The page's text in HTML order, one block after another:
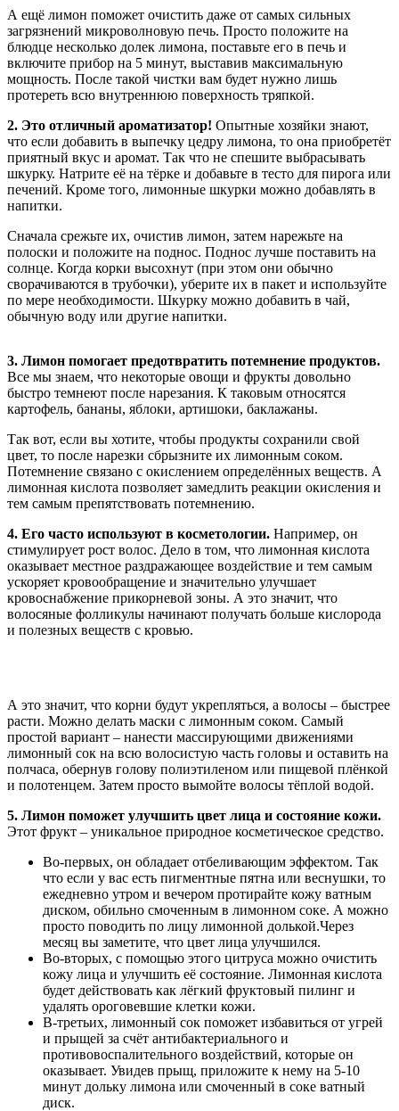
А ещё лимон поможет очистить даже от самых сильных
загрязнений микроволновую печь. Просто положите на
блюдце несколько долек лимона, поставьте его в печь и
включите прибор на 5 минут, выставив максимальную
мощность. После такой чистки вам будет нужно лишь
протереть всю внутреннюю поверхность тряпкой.
2. Это отличный ароматизатор! Опытные хозяйки знают,
что если добавить в выпечку цедру лимона, то она приобретёт
приятный вкус и аромат. Так что не спешите выбрасывать
шкурку. Натрите её на тёрке и добавьте в тесто для пирога или
печений. Кроме того, лимонные шкурки можно добавлять в
напитки.
Сначала срежьте их, очистив лимон, затем нарежьте на
полоски и положите на поднос. Поднос лучше поставить на
солнце. Когда корки высохнут (при этом они обычно
сворачиваются в трубочки), уберите их в пакет и используйте
по мере необходимости. Шкурку можно добавить в чай,
обычную воду или другие напитки.
3. Лимон помогает предотвратить потемнение продуктов.
Все мы знаем, что некоторые овощи и фрукты довольно
быстро темнеют после нарезания. К таковым относятся
картофель, бананы, яблоки, артишоки, баклажаны.
Так вот, если вы хотите, чтобы продукты сохранили свой
цвет, то после нарезки сбрызните их лимонным соком.
Потемнение связано с окислением определённых веществ. А
лимонная кислота позволяет замедлить реакции окисления и
тем самым препятствовать потемнению.
4. Его часто используют в косметологии. Например, он
стимулирует рост волос. Дело в том, что лимонная кислота
оказывает местное раздражающее воздействие и тем самым
ускоряет кровообращение и значительно улучшает
кровоснабжение прикорневой зоны. А это значит, что
волосяные фолликулы начинают получать больше кислорода
и полезных веществ с кровью.
А это значит, что корни будут укрепляться, а волосы – быстрее
расти. Можно делать маски с лимонным соком. Самый
простой вариант – нанести массирующими движениями
лимонный сок на всю волосистую часть головы и оставить на
полчаса, обернув голову полиэтиленом или пищевой плёнкой
и полотенцем. Затем просто вымойте волосы тёплой водой.
5. Лимон поможет улучшить цвет лица и состояние кожи.
Этот фрукт – уникальное природное косметическое средство.
Во-первых, он обладает отбеливающим эффектом. Так
что если у вас есть пигментные пятна или веснушки, то
ежедневно утром и вечером протирайте кожу ватным
диском, обильно смоченным в лимонном соке. А можно
просто поводить по лицу лимонной долькой.Через
месяц вы заметите, что цвет лица улучшился.
Во-вторых, с помощью этого цитруса можно очистить
кожу лица и улучшить её состояние. Лимонная кислота
будет действовать как лёгкий фруктовый пилинг и
удалять ороговевшие клетки кожи.
В-третьих, лимонный сок поможет избавиться от угрей
и прыщей за счёт антибактериального и
противовоспалительного воздействий, которые он
оказывает. Увидев прыщ, приложите к нему на 5-10
минут дольку лимона или смоченный в соке ватный
диск.